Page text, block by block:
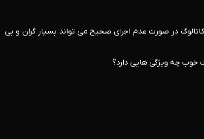
در صورت عدم اجرای صحیح می تواند بسیار گران و بی